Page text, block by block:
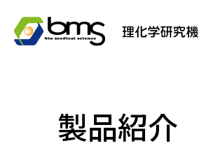
製品紹介